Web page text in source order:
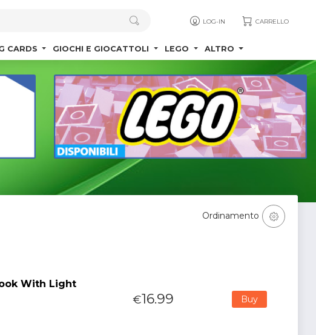
LOG-IN CARRELLO
CARDS GIOCHI E GIOCATTOLI LEGO ALTRO
Ordinamento
With Light
€16.99 Buy